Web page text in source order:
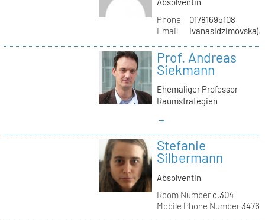
Phone
01781695108
Email
Prof. Andreas
Siekmann
Ehemaliger Professor
Raumstrategien
→
Stefanie
Silbermann
Absolventin
Room Numberc.304
Mobile Phone Number